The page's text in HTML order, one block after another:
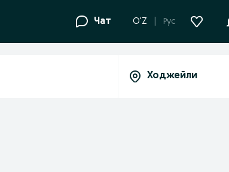
Чат O'Z Рус